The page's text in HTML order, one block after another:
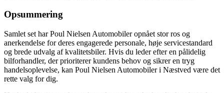
Opsummering
Samlet set har Poul Nielsen Automobiler opnået stor ros og
anerkendelse for deres engagerede personale, høje servicestandard
og brede udvalg af kvalitetsbiler. Hvis du leder efter en pålidelig
bilforhandler, der prioriterer kundens behov og sikrer en tryg
handelsoplevelse, kan Poul Nielsen Automobiler i Næstved være det
rette valg for dig.